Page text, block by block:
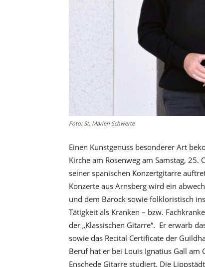
Foto: St. Marien Schwerte
Einen Kunstgenuss besonderer Art
Kirche am Rosenweg am Samstag,
seiner spanischen Konzertgitarre
Konzerte aus Arnsberg wird ein
und dem Barock sowie folkloristisch
Tätigkeit als Kranken – bzw.
der „Klassischen Gitarre“. Er erwarb
sowie das Recital Certificate der
Beruf hat er bei Louis Ignatius Gall am
Enschede Gitarre studiert. Die